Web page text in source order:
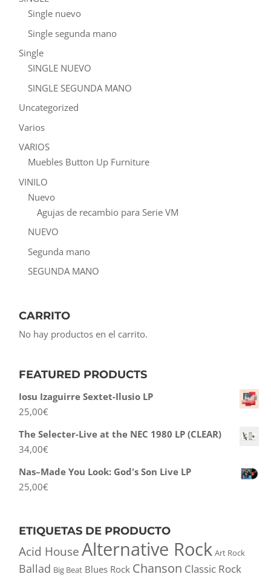
Single nuevo
Single segunda mano
Single
SINGLE NUEVO
SINGLE SEGUNDA MANO
Uncategorized
Varios
VARIOS
Muebles Button Up Furniture
VINILO
Nuevo
Agujas de recambio para Serie VM
NUEVO
Segunda mano
SEGUNDA MANO
CARRITO
No hay productos en el carrito.
FEATURED PRODUCTS
Iosu Izaguirre Sextet-Ilusio LP
25,00€
The Selecter-Live at the NEC 1980 LP (CLEAR)
34,00€
Nas–Made You Look: God's Son Live LP
25,00€
ETIQUETAS DE PRODUCTO
Acid HouseAlternative Rock Art Rock
Ballad Big Beat Blues Rock Chanson Classic Rock